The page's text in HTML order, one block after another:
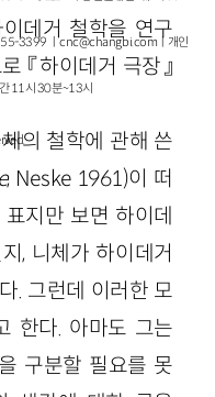
데거 철학을 연구
『하이데거 극장』
의 철학에 관해 쓴
, Neske 1961)이 떠
지만 보면 하이데
, 니체가 하이데거
. 그런데 이러한 모
한다. 아마도 그는
구분할 필요를 못
3399 ㅣcnc@changbi.com ㅣ개인
11시 30분~13시